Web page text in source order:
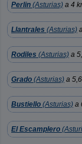
Perlin (Asturias) a 4
Llantrales (Asturias)
Rodiles (Asturias) a
Grado (Asturias) a
Bustiello (Asturias) a
El Escamplero